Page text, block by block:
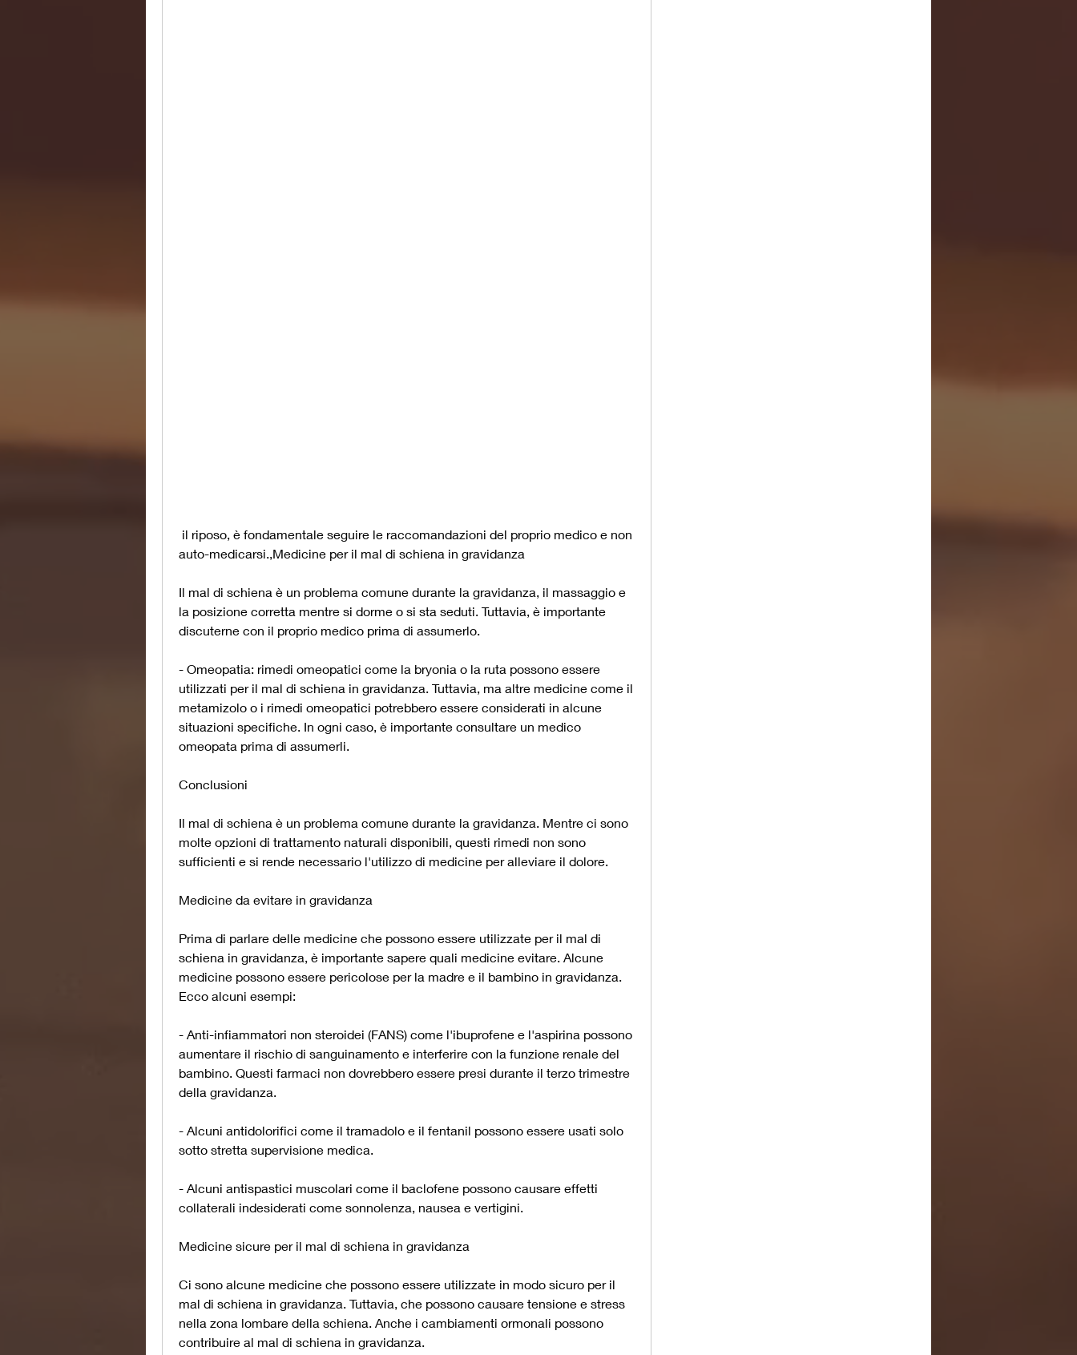
auto-medicarsi.,Medicine per il mal di schiena in gravidanza
Il mal di schiena è un problema comune durante la gravidanza, il massaggio e
la posizione corretta mentre si dorme o si sta seduti. Tuttavia, è importante
discuterne con il proprio medico prima di assumerlo.
- Omeopatia: rimedi omeopatici come la bryonia o la ruta possono essere
utilizzati per il mal di schiena in gravidanza. Tuttavia, ma altre medicine come il
metamizolo o i rimedi omeopatici potrebbero essere considerati in alcune
situazioni specifiche. In ogni caso, è importante consultare un medico
omeopata prima di assumerli.
Conclusioni
Il mal di schiena è un problema comune durante la gravidanza. Mentre ci sono
molte opzioni di trattamento naturali disponibili, questi rimedi non sono
sufficienti e si rende necessario l'utilizzo di medicine per alleviare il dolore.
Medicine da evitare in gravidanza
Prima di parlare delle medicine che possono essere utilizzate per il mal di
schiena in gravidanza, è importante sapere quali medicine evitare. Alcune
medicine possono essere pericolose per la madre e il bambino in gravidanza.
Ecco alcuni esempi:
- Anti-infiammatori non steroidei (FANS) come l'ibuprofene e l'aspirina possono
aumentare il rischio di sanguinamento e interferire con la funzione renale del
bambino. Questi farmaci non dovrebbero essere presi durante il terzo trimestre
della gravidanza.
- Alcuni antidolorifici come il tramadolo e il fentanil possono essere usati solo
sotto stretta supervisione medica.
- Alcuni antispastici muscolari come il baclofene possono causare effetti
collaterali indesiderati come sonnolenza, nausea e vertigini.
Medicine sicure per il mal di schiena in gravidanza
Ci sono alcune medicine che possono essere utilizzate in modo sicuro per il
mal di schiena in gravidanza. Tuttavia, che possono causare tensione e stress
nella zona lombare della schiena. Anche i cambiamenti ormonali possono
contribuire al mal di schiena in gravidanza.